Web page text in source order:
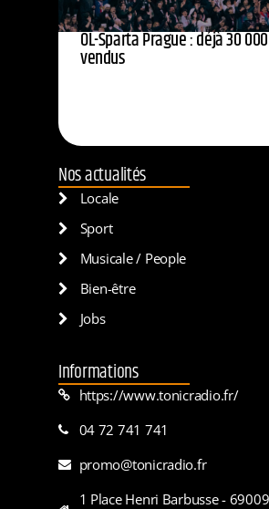
OL-Sparta Prague : déjà 30
vendus
Nos actualités
Locale
Sport
Musicale / People
Bien-être
Jobs
Informations
https://www.tonicradio.fr/
04 72 741 741
promo@tonicradio.fr
1 Place Henri Barbusse -